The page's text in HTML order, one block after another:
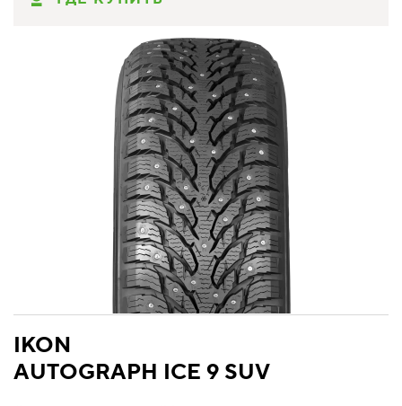
IKON
AUTOGRAPH ICE 9 SUV